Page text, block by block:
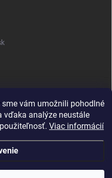
vám umožnili pohodlné
vďaka analýze neustále
Viac informácií
. Všetky práva vyhradené.Upraviť